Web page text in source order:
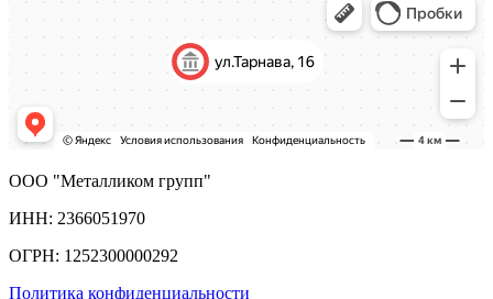
ООО "Металликом групп"
ИНН: 2366051970
ОГРН: 1252300000292
Политика конфиденциальности